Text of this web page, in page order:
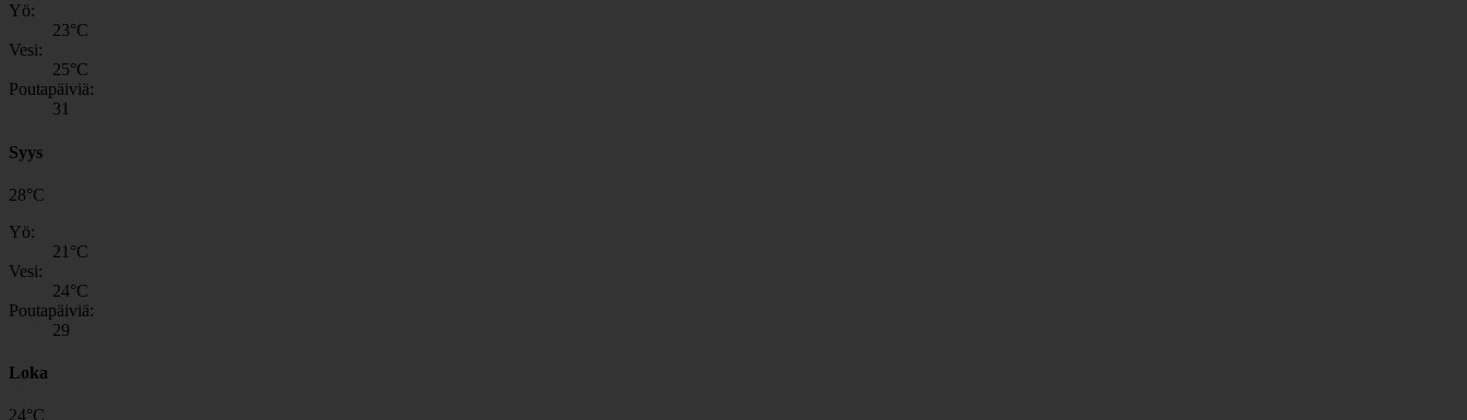
Yö:
23°C
Vesi:
25°C
Poutapäiviä:
31
Syys
28°C
Yö:
21 °C
Vesi:
24°C
Poutapäiviä:
29
Loka
24°C